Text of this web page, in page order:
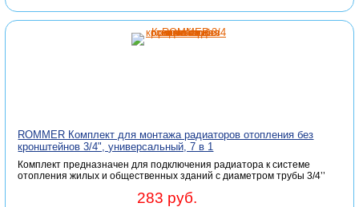
ROMMER Комплект для монтажа радиаторов отопления без
кронштейнов 3/4", универсальный, 7 в 1
Комплект предназначен для подключения радиатора к системе
отопления жилых и общественных зданий с диаметром трубы 3/4’’
283 руб.